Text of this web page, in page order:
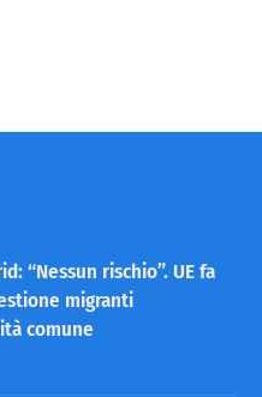
“Nessun rischio”. UE fa
migranti
comune